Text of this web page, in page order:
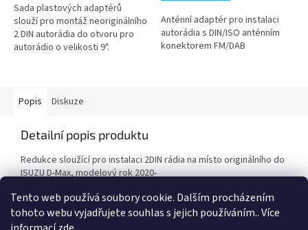
Tento web používá soubory cookie. Dalším procházením
tohoto webu vyjadřujete souhlas s jejich používáním.. Více
5
hvězdiček.
Sada plastových adaptérů
slouží pro montáž neoriginálního
2 DIN autorádia do otvoru pro
autorádio o velikosti 9".
Anténní adaptér pro instalaci
autorádia s DIN/ISO anténním
konektorem FM/DAB
Popis Diskuze
Detailní popis produktu
Redukce sloužící pro instalaci 2DIN rádia na místo originálního do
ISUZU D-Max, modelový rok 2020-